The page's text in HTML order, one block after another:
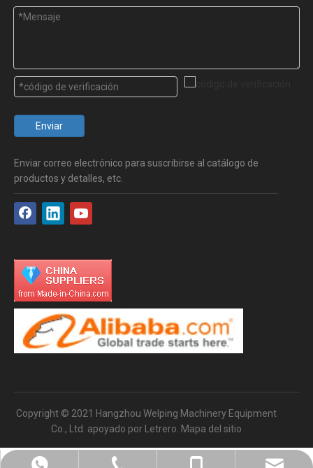
Enviar
Enviar correo electrónico para suscribirse al catálogo de
productos y detalles, etc.
Copyright © 2021 Hangzhou Welping Machinery Equipment
Co., Ltd. apoyado por Letrero. Mapa del sitio